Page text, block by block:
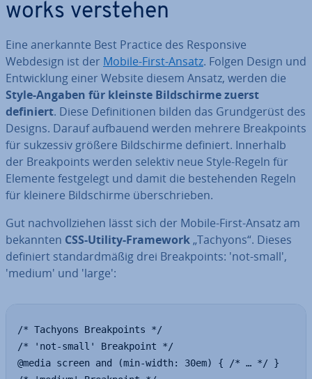
works verstehen
Eine an­er­kann­te Best Practice des Re­spon­si­ve
Webdesign ist der Mobile-First-Ansatz. Folgen Design und
Ent­wick­lung einer Website diesem Ansatz, werden die
Style-Angaben für kleinste Bild­schir­me zuerst
definiert. Diese De­fi­ni­tio­nen bilden das Grund­ge­rüst des
Designs. Darauf aufbauend werden mehrere Break­points
für sukzessiv größere Bild­schir­me definiert. Innerhalb
der Break­points werden selektiv neue Style-Regeln für
Elemente fest­ge­legt und damit die be­stehen­den Regeln
für kleinere Bild­schir­me über­schrie­ben.
Gut nach­voll­zie­hen lässt sich der Mobile-First-Ansatz am
bekannten CSS-Utility-Framework„Tachyons“. Dieses
definiert stan­dard­mä­ßig drei Break­points: 'not-small',
'medium' und 'large':
/* Tachyons Breakpoints */
/* 'not-small' Breakpoint */
@media screen and (min-width: 30em) { /* … */ }